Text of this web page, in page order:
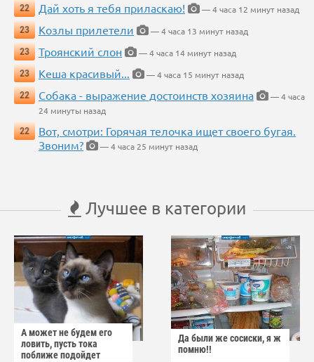
22
Дай хоть я тебя приласкаю!
— 4 часа 12 минут назад
23
Козлы прилетели
— 4 часа 13 минут назад
23
Троянский слон
— 4 часа 14 минут назад
23
Кеша красивый...
— 4 часа 15 минут назад
22
Собака - выражение достоинств хозяина
— 4 часа
24 минуты назад
22
Вот, смотри: Горячая телочка ищет своего бугая.
Звоним?
— 4 часа 25 минут назад
Лучшее в категории
А может не будем его
ловить, пусть тока
поближе подойдет
Да были же сосиски, я ж
помню!!